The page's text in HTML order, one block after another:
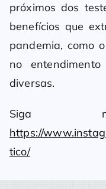
próximos dos
benefícios que
pandemia, como
no
diversas.
Siga
https://
tico/